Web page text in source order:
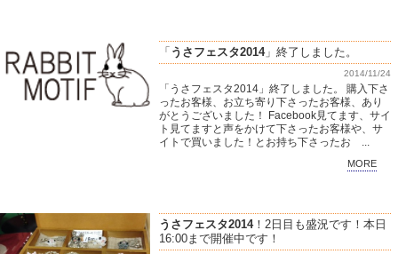
「 うさフェスタ2014」終了しました。
2014/11/24
「うさフェスタ2014」終了しました。 購入下さ
ったお客様、お立ち寄り下さったお客様、あり
がとうございました！ Facebook見てます、サイ
ト見てますと声をかけて下さったお客様や、サ
イトで買いました！とお持ち下さったお ...
MORE
うさフェスタ2014！2日目も盛況です！本日
16:00まで開催中です！